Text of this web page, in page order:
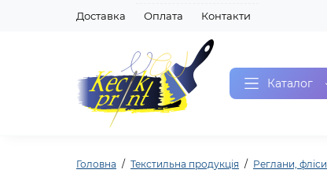
Доставка Оплата Контакти
Каталог
Головна Текстильна продукція Реглани, фліси